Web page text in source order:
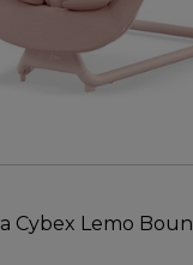
Cybex Lemo